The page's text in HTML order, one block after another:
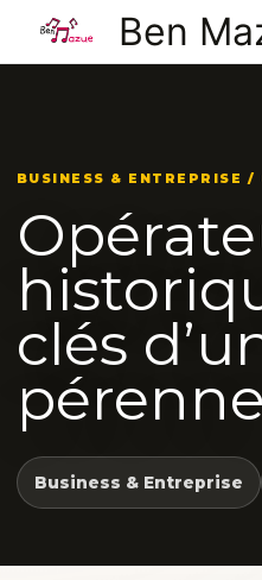
contenu
Ben
BUSINESS & ENTREPRISE
clés
pérenne
Business & Entreprise